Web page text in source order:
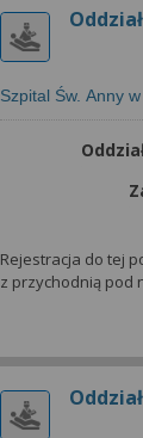
Szpital Św. Anny
Rejestracja do tej
z przychodnią pod